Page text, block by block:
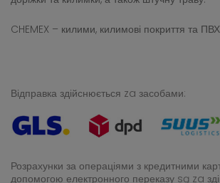
CHEMEX – килими, килимові покриття та
Відправка здійснюється za засобами:
Розрахунки за операціями з кредитними
допомогою електронного переказу są za